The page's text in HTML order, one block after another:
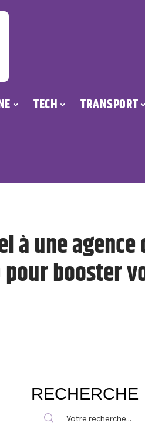
TECH TRANSPORT
à une agence
pour booster
RECHERCHE